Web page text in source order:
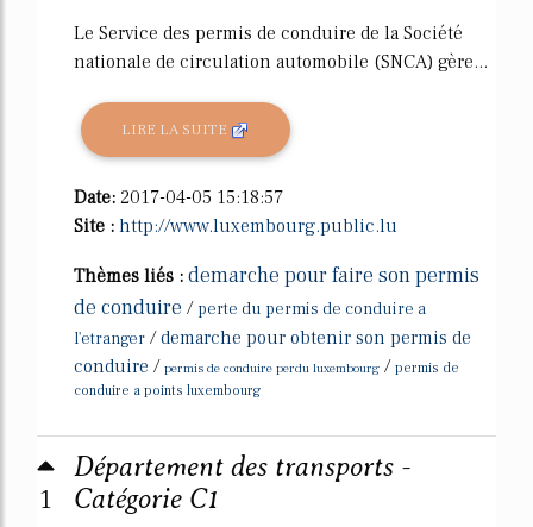
Le Service des permis de conduire de la Société
nationale de circulation automobile (SNCA) gère...
LIRE LA SUITE
Date: 2017-04-05 15:18:57
Site : http://www.luxembourg.public.lu
Thèmes liés : demarche pour faire son permis
de conduire / perte du permis de conduire a
l'etranger /demarche pour obtenir son permis de
conduire / permis de conduire perdu luxembourg / permis de
conduire a points luxembourg
1
Département des transports -
Catégorie C1